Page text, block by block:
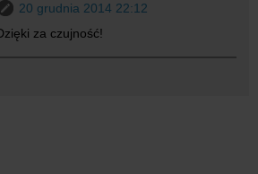
20 grudnia 2014 22:12
za czujność!